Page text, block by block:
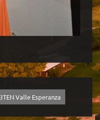
Valle Esperanza